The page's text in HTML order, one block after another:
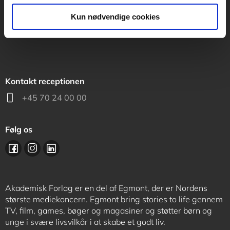
Kun nødvendige cookies
support@akademisk.dk
Kontakt receptionen
+45 70 24 00 00
Følg os
Akademisk Forlag er en del af Egmont, der er Nordens
største mediekoncern. Egmont bring stories to life gennem
TV, film, games, bøger og magasiner og støtter børn og
unge i svære livsvilkår i at skabe et godt liv.